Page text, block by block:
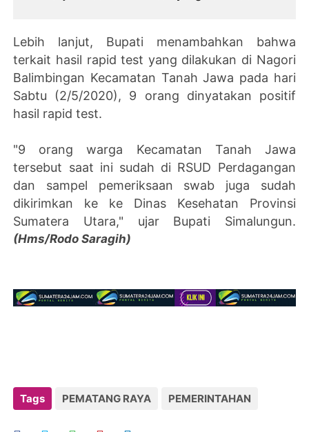
Lebih lanjut, Bupati menambahkan bahwa
terkait hasil rapid test yang dilakukan di Nagori
Balimbingan Kecamatan Tanah Jawa pada hari
Sabtu (2/5/2020), 9 orang dinyatakan positif
hasil rapid test.
"9 orang warga Kecamatan Tanah Jawa
tersebut saat ini sudah di RSUD Perdagangan
dan sampel pemeriksaan swab juga sudah
dikirimkan ke ke Dinas Kesehatan Provinsi
Sumatera Utara," ujar Bupati Simalungun.
(Hms/Rodo Saragih)
Tags PEMATANG RAYA PEMERINTAHAN